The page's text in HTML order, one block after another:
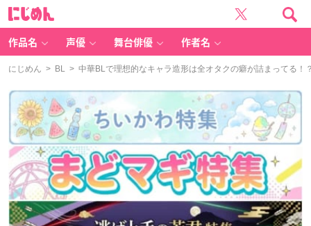
作品名 声優 舞台俳優 作者名
にじめん > BL > 中華BLで理想的なキャラ造形は全オタクの癖が詰まってる！